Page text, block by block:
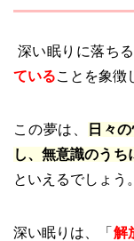
深い眠りに落ち
ていることを象徴
この夢は、
日々
し、無意識のうち
といえるでしょう。
深い眠りは、「 解